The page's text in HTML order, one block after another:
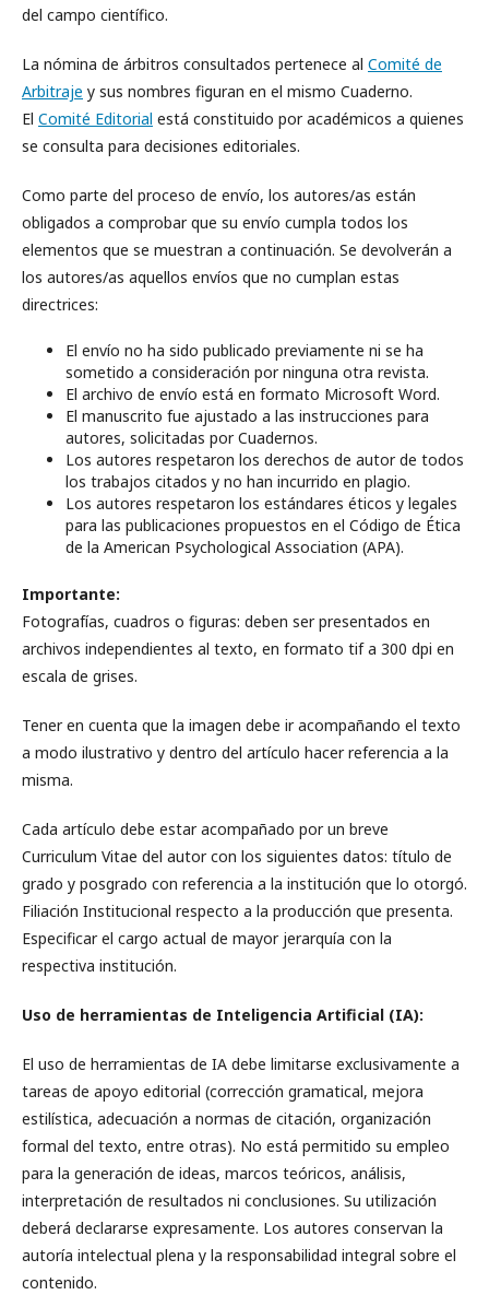
del campo científico.
La nómina de árbitros consultados pertenece al Comité de
Arbitraje y sus nombres figuran en el mismo Cuaderno.
El Comité Editorial está constituido por académicos a quienes
se consulta para decisiones editoriales.
Como parte del proceso de envío, los autores/as están
obligados a comprobar que su envío cumpla todos los
elementos que se muestran a continuación. Se devolverán a
los autores/as aquellos envíos que no cumplan estas
directrices:
El envío no ha sido publicado previamente ni se ha
sometido a consideración por ninguna otra revista.
El archivo de envío está en formato Microsoft Word.
El manuscrito fue ajustado a las instrucciones para
autores, solicitadas por Cuadernos.
Los autores respetaron los derechos de autor de todos
los trabajos citados y no han incurrido en plagio.
Los autores respetaron los estándares éticos y legales
para las publicaciones propuestos en el Código de Ética
de la American Psychological Association (APA).
Importante:
Fotografías, cuadros o figuras: deben ser presentados en
archivos independientes al texto, en formato tif a 300 dpi en
escala de grises.
Tener en cuenta que la imagen debe ir acompañando el texto
a modo ilustrativo y dentro del artículo hacer referencia a la
misma.
Cada artículo debe estar acompañado por un breve
Curriculum Vitae del autor con los siguientes datos: título de
grado y posgrado con referencia a la institución que lo otorgó.
Filiación Institucional respecto a la producción que presenta.
Especificar el cargo actual de mayor jerarquía con la
respectiva institución.
Uso de herramientas de Inteligencia Artificial (IA):
El uso de herramientas de IA debe limitarse exclusivamente a
tareas de apoyo editorial (corrección gramatical, mejora
estilística, adecuación a normas de citación, organización
formal del texto, entre otras). No está permitido su empleo
para la generación de ideas, marcos teóricos, análisis,
interpretación de resultados ni conclusiones. Su utilización
deberá declararse expresamente. Los autores conservan la
autoría intelectual plena y la responsabilidad integral sobre el
contenido.